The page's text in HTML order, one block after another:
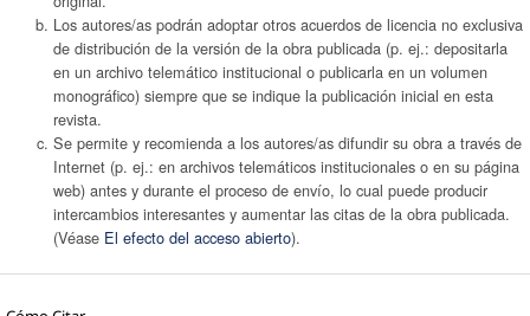
Los autores/as podrán adoptar otros acuerdos de licencia no exclusiva
de distribución de la versión de la obra publicada (p. ej.: depositarla
en un archivo telemático institucional o publicarla en un volumen
monográfico) siempre que se indique la publicación inicial en esta
revista.
Se permite y recomienda a los autores/as difundir su obra a través de
Internet (p. ej.: en archivos telemáticos institucionales o en su página
web) antes y durante el proceso de envío, lo cual puede producir
intercambios interesantes y aumentar las citas de la obra publicada.
(Véase El efecto del acceso abierto).